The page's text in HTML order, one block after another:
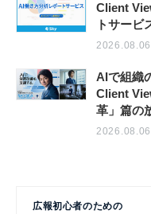
Client
トサービ
AIで組織
Client
革」篇の
広報初心者のための